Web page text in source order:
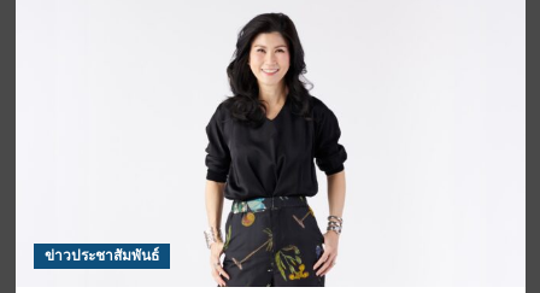
ข่าวประชาสัมพันธ์